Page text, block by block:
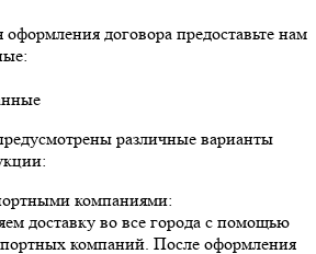
договора предоставьте нам
различные варианты
компаниями:
доставку во все города с помощью
компаний. После оформления